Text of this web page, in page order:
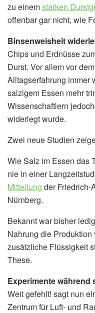
zu einemstarken
offenbar gar nicht, wie
Binsenweisheit
Chips und Erdnüsse
Durst. Vor allem vor
Alltagserfahrung immer
salzigem Essen mehr
Wissenschaftlern
widerlegt wurde.
Zwei neue Studien
Wie Salz im Essen das
nie in einer
Mitteilung der Friedrich-
Nürnberg.
Bekannt war bisher
Nahrung die
zusätzliche Flüssigkeit
These.
Experimente während
Weit gefehlt! sagt nun
Zentrum für Luft- und